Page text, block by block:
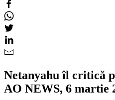
Netanyahu îl critică
AO NEWS, 6 martie